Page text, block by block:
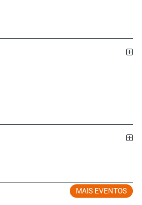
MAIS EVENTOS